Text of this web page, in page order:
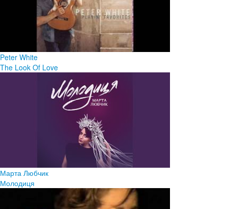
Peter White
The Look Of Love
Марта Любчик
Молодиця